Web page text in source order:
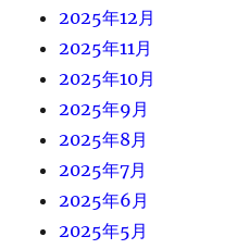
2025年12月
2025年11月
2025年10月
2025年9月
2025年8月
2025年7月
2025年6月
2025年5月